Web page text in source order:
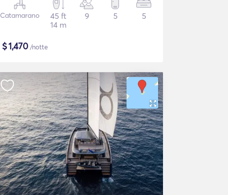
Catamarano
45 ft
14 m
9 5 5
$1,470 /notte